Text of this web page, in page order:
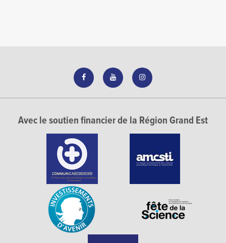
Avec le soutien financier de la Région Grand Est